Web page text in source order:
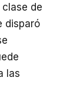
de
disparó
las